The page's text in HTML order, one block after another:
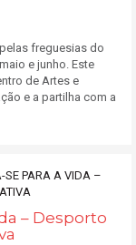
freguesias do
e junho. Este
de Artes e
e a partilha com a
– Desporto